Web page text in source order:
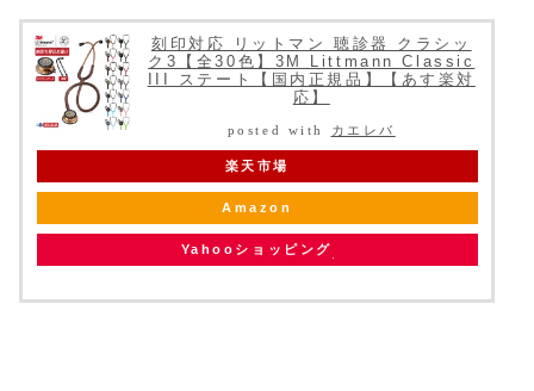
刻印対応 リットマン 聴診器 クラシッ
ク3【全30色】3M Littmann Classic
III ステート【国内正規品】【あす楽対
応】
posted with カエレバ
楽天市場
Amazon
Yahooショッピング